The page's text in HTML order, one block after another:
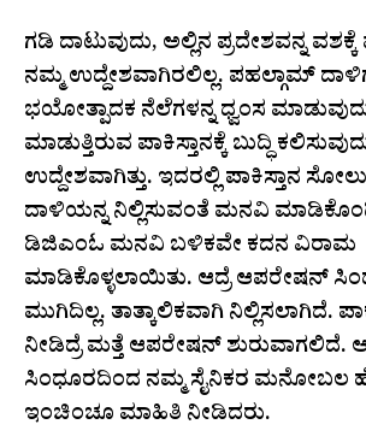
ಗಡಿ ದಾಟುವುದು, ಅಲ್ಲಿನ ಪ್ರದೇಶವನ್ನ
ನಮ್ಮ ಉದ್ದೇಶವಾಗಿರಲಿಲ್ಲ. ಪಹಲ್ಗಾಮ್‌
ಭಯೋತ್ಪಾದಕ ನೆಲೆಗಳನ್ನ ಧ್ವಂಸ
ಮಾಡುತ್ತಿರುವ ಪಾಕಿಸ್ತಾನಕ್ಕೆ ಬುದ್ಧಿ
ಉದ್ದೇಶವಾಗಿತ್ತು. ಇದರಲ್ಲಿ ಪಾಕಿಸ್ತಾನ
ದಾಳಿಯನ್ನ ನಿಲ್ಲಿಸುವಂತೆ ಮನವಿ
ಡಿಜಿಎಂಓ ಮನವಿ ಬಳಿಕವೇ ಕದನ ವಿರಾಮ
ಮಾಡಿಕೊಳ್ಳಲಾಯಿತು. ಆದ್ರೆ ಆಪರೇಷನ್‌
ಮುಗಿದಿಲ್ಲ. ತಾತ್ಕಾಲಿಕವಾಗಿ ನಿಲ್ಲಿಸಲಾಗಿದೆ.
ನೀಡಿದ್ರೆ ಮತ್ತೆ ಆಪರೇಷನ್‌ ಶುರುವಾಗಲಿದೆ.
ಸಿಂಧೂರದಿಂದ ನಮ್ಮ ಸೈನಿಕರ ಮನೋಬಲ
ಇಂಚಿಂಚೂ ಮಾಹಿತಿ ನೀಡಿದರು.